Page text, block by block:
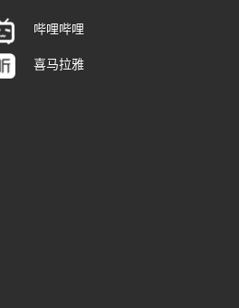
哔哩哔哩
喜马拉雅